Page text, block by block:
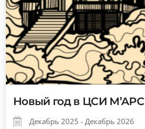
Новый год в ЦСИ М’АРС
Декабрь 2025 - Декабрь 2026